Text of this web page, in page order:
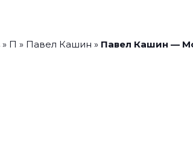
» П » Павел Кашин » Павел Кашин —